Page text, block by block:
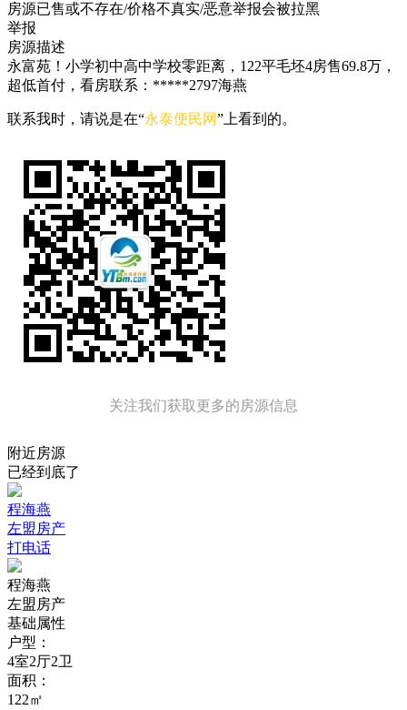
房源已售或不存在/价格不真实/恶意举报会被拉黑
举报
房源描述
永富苑！小学初中高中学校零距离，122平毛坯4房售69.8万，
超低首付，看房联系：*****2797海燕
联系我时，请说是在“永泰便民网”上看到的。
关注我们获取更多的房源信息
附近房源
已经到底了
程海燕
左盟房产
打电话
程海燕
左盟房产
基础属性
户型：
4室2厅2卫
面积：
122㎡